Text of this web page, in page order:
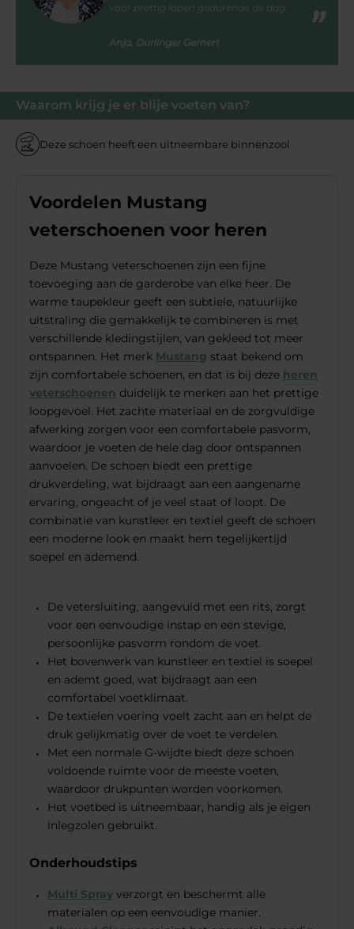
Waarom krijg je er blije voeten van?
Deze schoen heeft een uitneembare binnenzool
Voordelen Mustang
veterschoenen voor heren
Deze Mustang veterschoenen zijn een fijne
toevoeging aan de garderobe van elke heer. De
warme taupekleur geeft een subtiele, natuurlijke
uitstraling die gemakkelijk te combineren is met
verschillende kledingstijlen, van gekleed tot meer
ontspannen. Het merk Mustang staat bekend om
zijn comfortabele schoenen, en dat is bij deze heren
veterschoenen duidelijk te merken aan het prettige
loopgevoel. Het zachte materiaal en de zorgvuldige
afwerking zorgen voor een comfortabele pasvorm,
waardoor je voeten de hele dag door ontspannen
aanvoelen. De schoen biedt een prettige
drukverdeling, wat bijdraagt aan een aangename
ervaring, ongeacht of je veel staat of loopt. De
combinatie van kunstleer en textiel geeft de schoen
een moderne look en maakt hem tegelijkertijd
soepel en ademend.
De vetersluiting, aangevuld met een rits, zorgt
voor een eenvoudige instap en een stevige,
persoonlijke pasvorm rondom de voet.
Het bovenwerk van kunstleer en textiel is soepel
en ademt goed, wat bijdraagt aan een
comfortabel voetklimaat.
De textielen voering voelt zacht aan en helpt de
druk gelijkmatig over de voet te verdelen.
Met een normale G-wijdte biedt deze schoen
voldoende ruimte voor de meeste voeten,
waardoor drukpunten worden voorkomen.
Het voetbed is uitneembaar, handig als je eigen
inlegzolen gebruikt.
Onderhoudstips
Multi Spray verzorgt en beschermt alle
materialen op een eenvoudige manier.
voor prettig lopen gedurende de dag.
Anja, Durlinger Gemert